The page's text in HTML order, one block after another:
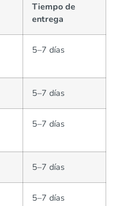
Tiempo de
entrega
5–7 días
5–7 días
5–7 días
5–7 días
5–7 días